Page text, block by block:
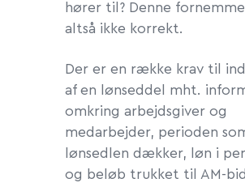
hører til? Denne
altså ikke korrekt.
Der er en række krav til
af en lønseddel mht.
omkring arbejdsgiver og
medarbejder, perioden
lønsedlen dækker, løn i
og beløb trukket til AM-